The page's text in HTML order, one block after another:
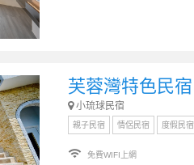
芙蓉灣特色民宿
小琉球民宿
親子民宿 情侶民宿 度假民宿
wifi 免費WIFI上網